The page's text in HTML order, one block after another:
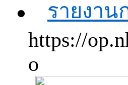
●
รายงาน
https://
o